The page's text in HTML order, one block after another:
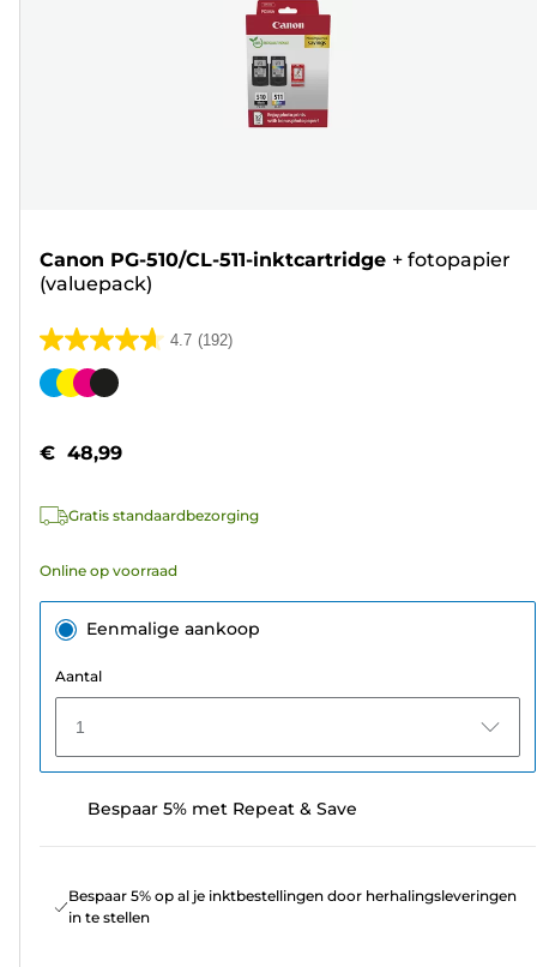
Canon PG-510/CL-511-inktcartridge + fotopapier
(valuepack)
4.7 (192)
4.7
van
sterren.
beoordelingen
Kleurencartridge
€ 48,99
Gratis standaardbezorging
Online op voorraad
Eenmalige aankoop
Aantal
1
Bespaar 5% met Repeat & Save
Bespaar 5% op al je inktbestellingen door herhalingsleveringen
in te stellen